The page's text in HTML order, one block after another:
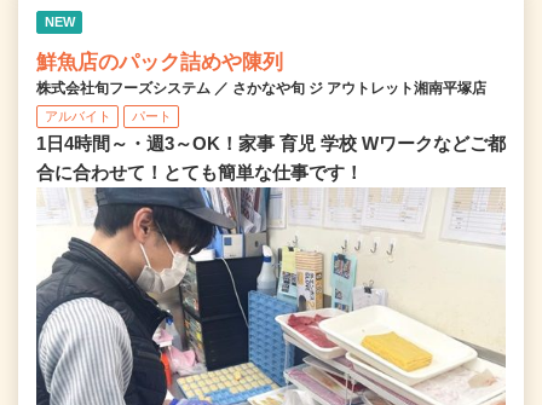
NEW
鮮魚店のパック詰めや陳列
株式会社旬フーズシステム ／ さかなや旬 ジ アウトレット湘南平塚店
アルバイト パート
1日4時間～・週3～OK！家事 育児 学校 Wワークなどご都
合に合わせて！とても簡単な仕事です！